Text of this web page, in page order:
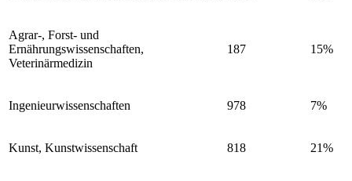
Agrar-, Forst- und
Ernährungswissenschaften,
Veterinärmedizin
187 15%
Ingenieurwissenschaften 978 7%
Kunst, Kunstwissenschaft 818 21%